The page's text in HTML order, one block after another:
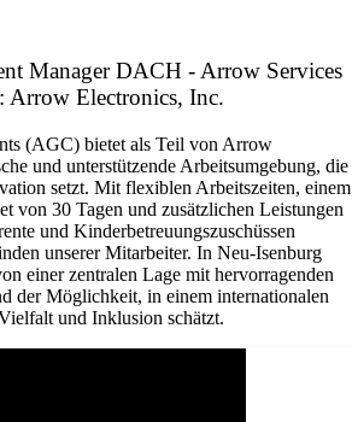
Manager DACH - Arrow Services
Arrow Electronics, Inc.
(AGC) bietet als Teil von Arrow
und unterstützende Arbeitsumgebung, die
setzt. Mit flexiblen Arbeitszeiten, einem
von 30 Tagen und zusätzlichen Leistungen
und Kinderbetreuungszuschüssen
unserer Mitarbeiter. In Neu-Isenburg
einer zentralen Lage mit hervorragenden
der Möglichkeit, in einem internationalen
und Inklusion schätzt.